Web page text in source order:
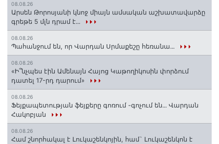
08.08.26
Արսեն Թորոսյանի կնոջ միայն ամսական աշխատավարձը
գրեթե 5 մլն դրամ է․․․
08.08.26
Պահանջում են, որ Վարդան Սրմաքեշը հեռանա․․․
08.08.26
«Ի՞նչպես էին Ամենայն Հայոց Կաթողիկոսին փորձում
դատել 17-րդ դարում»
08.08.26
Ֆեյքապետության ֆեյքերը գոռում -գոչում են․․․ Վարդան
Հակոբյան
08.08.26
Համ շնորհակալ է Լուկաշենկոյին, համ` Լուկաշենկոն է